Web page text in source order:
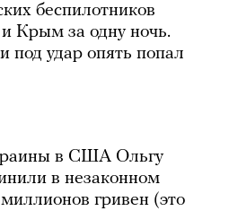
беспилотников
Крым за одну ночь.
под удар опять попал
в США Ольгу
в незаконном
гривен (это